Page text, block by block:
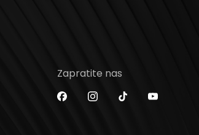
Zapratite nas